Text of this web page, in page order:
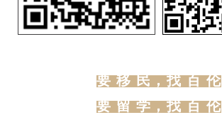
英
要 移 民，找 百 伦
要 留 学，找 百 伦